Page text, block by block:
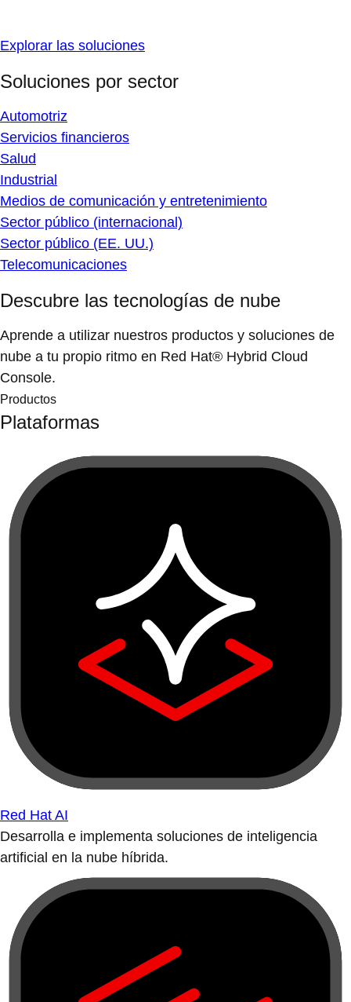
Explorar las soluciones
Soluciones por sector
Automotriz
Servicios financieros
Salud
Industrial
Medios de comunicación y entretenimiento
Sector público (internacional)
Sector público (EE. UU.)
Telecomunicaciones
Descubre las tecnologías de nube
Aprende a utilizar nuestros productos y soluciones de
nube a tu propio ritmo en Red Hat® Hybrid Cloud
Console.
Productos
Plataformas
Red Hat AI
Desarrolla e implementa soluciones de inteligencia
artificial en la nube híbrida.